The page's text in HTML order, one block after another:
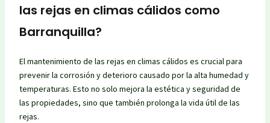
las rejas en climas cálidos como
Barranquilla?
El mantenimiento de las rejas en climas cálidos es crucial para
prevenir la corrosión y deterioro causado por la alta humedad y
temperaturas. Esto no solo mejora la estética y seguridad de
las propiedades, sino que también prolonga la vida útil de las
rejas.